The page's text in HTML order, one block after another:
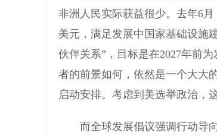
非洲人民实际获益很少。去年6
美元，满足发展中国家基础设施
伙伴关系”，目标是在2027年前
者的前景如何，依然是一个大大
启动安排。考虑到美选举政治，
而全球发展倡议强调行动导向